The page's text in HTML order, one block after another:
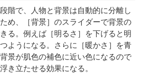
階で、人物と背景は自動的に分離し
め、［背景］のスライダーで背景の
る。例えば［明るさ］を下げると明
ようになる。さらに［暖かさ］を青
景が肌色の補色に近い色になるので
き立たせる効果になる。